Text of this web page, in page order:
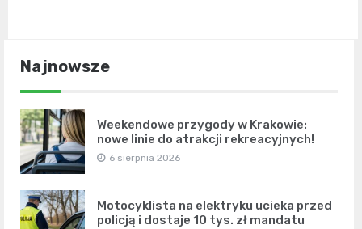
Najnowsze
Weekendowe przygody w Krakowie:
nowe linie do atrakcji rekreacyjnych!
6 sierpnia 2026
Motocyklista na elektryku ucieka przed
policją i dostaje 10 tys. zł mandatu